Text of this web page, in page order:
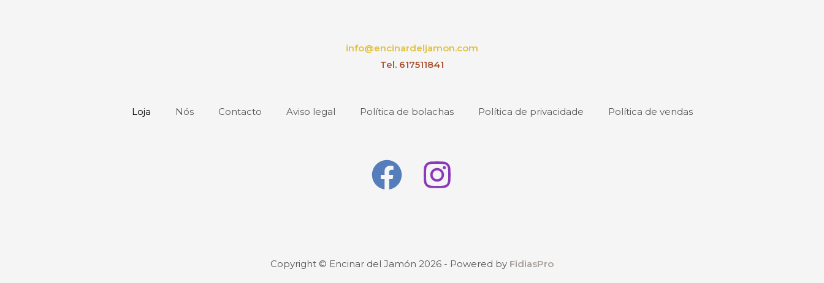
info@encinardeljamon.com
Tel. 617511841
Loja Nós Contacto Aviso legal Política de bolachas Política de privacidade Política de vendas
Copyright © Encinar del Jamón 2026 - Powered by FidiasPro